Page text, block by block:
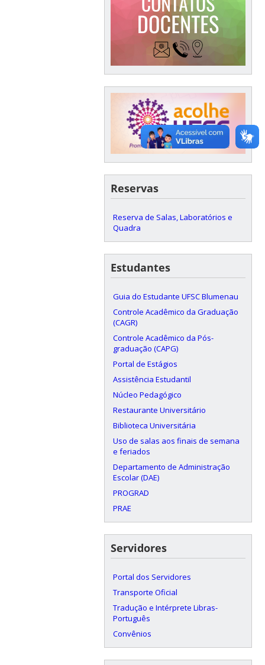
Reservas
Reserva de Salas, Laboratórios e
Quadra
Estudantes
Guia do Estudante UFSC Blumenau
Controle Acadêmico da Graduação
(CAGR)
Controle Acadêmico da Pós-
graduação (CAPG)
Portal de Estágios
Assistência Estudantil
Núcleo Pedagógico
Restaurante Universitário
Biblioteca Universitária
Uso de salas aos finais de semana
e feriados
Departamento de Administração
Escolar (DAE)
PROGRAD
PRAE
Servidores
Portal dos Servidores
Transporte Oficial
Tradução e Intérprete Libras-
Português
Convênios